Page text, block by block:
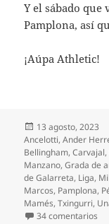
Y el sábado que
Pamplona, así
¡Aúpa Athletic!
Publicado
el
13 agosto, 2023
Ancelotti,Ander
Bellingham,Carvajal,
Manzano,Grada de
de Galarreta, Liga,
Marcos, Pamplona,
Mamés,Txingurri,
34 comentarios